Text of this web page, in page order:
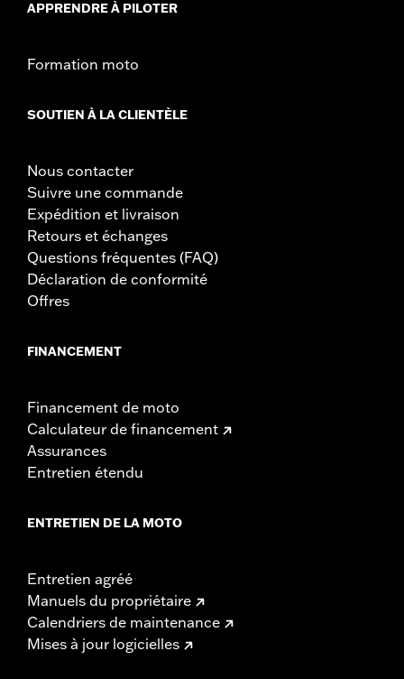
d'accélérateur ainsi que des durites de frein sur certains
modèles. La hauteur du guidon est réglementée dans de
assurer que votre moto est conforme à la
APPRENDRE À PILOTER
Formation moto
SOUTIEN À LA CLIENTÈLE
Nous contacter
Suivre une commande
Expédition et livraison
Retours et échanges
Questions fréquentes (FAQ)
Déclaration de conformité
Offres
FINANCEMENT
Financement de moto
Calculateur de financement
Assurances
Entretien étendu
ENTRETIEN DE LA MOTO
Entretien agréé
Manuels du propriétaire
Calendriers de maintenance
Mises à jour logicielles